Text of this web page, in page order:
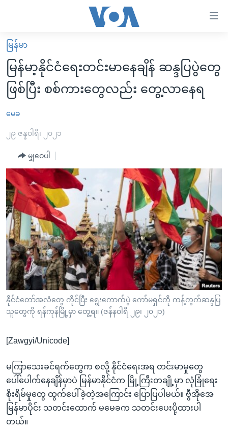
လွယ်ကူ
စေ
သည့်
Link
များ
ပင်မ
ကျော်
ကြည့်
ရန်
ပင်မ
ညွန်း
စာမျက်နှာ
သို့
ကျော်
ကြည့်
ရန်
ရန်
သို့
ကျော်
ရန်
မူလစာမျက်နှာ
မြန်မာ
ကမ္ဘာ့သတင်းများ
အမေရိကန်
အစ္စရေး-ပါလက်စတိုင်း
သတင်းလွတ်လပ်ခွင့်
အင်္ဂလိပ်စာလေ့လာမယ်
အမေရိကန်သုံးအီဒီယံ
မကြေးမုံရဲ့ အင်္ဂလိပ်စာ
ရုပ်ရှင်ထဲက အင်္ဂလိပ်စာ
သုတပဒေသာ အင်္ဂလိပ်စာ
အပတ်စဉ်ကဏ္ဍများ
ရေဒီယို
တီဗွီ
ရေဒီယိုနှင့်ရုပ်သံ အချက်အလက်များ
ရေဒီယို/တီဗွီအစီအစဉ်
Learning English
ဗွီအိုအေ လူမှုကွန်ယက်များ
မြန်မာ
မြန်မာ့နိုင်ငံရေးတင်းမာနေချိန် ဆန္ဒပြပွဲတွေ
ဖြစ်ပြီး စစ်ကားတွေလည်း တွေ့လာနေရ
မေခ
၂၉ ဇန္နဝါရီ၊ ၂၀၂၁
မျှဝေပါ
နိုင်ငံတော်အလံတွေ ကိုင်ပြီး ရွေးကောက်ပွဲ ကော်မရှင်ကို ကန့်ကွက်ဆန္ဒပြ
သူတွေကို ရန်ကုန်မြို့မှာ တွေ့ရ။ (ဇန်နဝါရီ ၂၉၊ ၂၀၂၁)
[Zawgyi/Unicode]
မကြာသေးခင်ရက်တွေက စလို့ နိုင်ငံရေးအရ တင်းမာမှုတွေ
ပေါ်ပေါက်နေချိန်မှာပဲ မြန်မာနိုင်ငံက မြို့ကြီးတချို့မှာ လုံခြုံရေး
စိုးရိမ်မှုတွေ ထွက်ပေါ်ခဲ့တဲ့အကြောင်း ပြောပြပါမယ်။ ဗွီအိုအေ
မြန်မာပိုင်း သတင်းထောက် မမေခက သတင်းပေးပို့ထားပါ
တယ်။